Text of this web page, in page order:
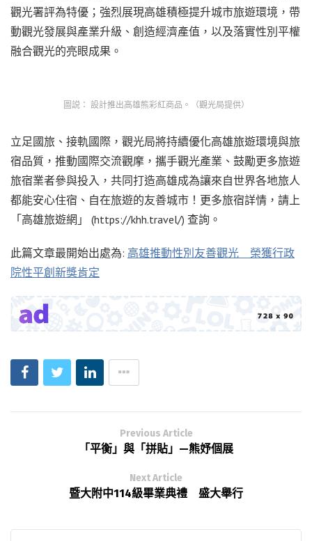
觀光署評為特優；強烈展現高雄積極提升城市旅遊環境，帶
動觀光發展與產業升級、創造經濟產值，以及落實性別平權
融合觀光的亮眼成果。
圖説： 設計推出高雄熊彩紅商品。（觀光局提供）
立足國旅、接軌國際，觀光局將持續優化高雄旅遊環境與旅
宿品質，推動國際交流觀摩，攜手觀光產業、鼓勵更多旅遊
旅宿業者參與投入，共同打造高雄成為讓來自世界各地旅人
都能安心住宿、自在旅遊的友善城市！更多旅宿詳情，請上
「高雄旅遊網」 (https://khh.travel/) 查詢。
此篇文章最開始出處為: 高雄推動性別友善觀光 榮獲行政
院性平創新獎肯定
Previous Article
「平衡」與「拼貼」—熊妤個展
Next Article
暨大附中114級畢業典禮 盛大舉行